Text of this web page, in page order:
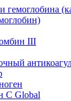
гемоглобина
III
C Global